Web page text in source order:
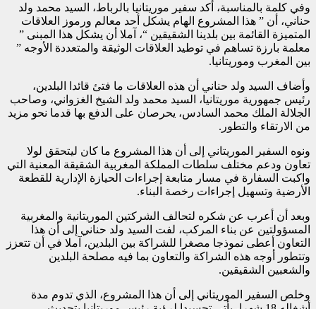
وفي كلمة بالمناسبة، أكد سفير موريتانيا بالرباط، السيد محمد ولد
حناني، أن ” هذا المشروع الهام يشكل أحد معالم ورموز العلاقات
المتميزة القائمة بين بلدينا الشقيقين “، آملا أن يشكل هذا المبنى ”
معلمة بارزة تساهم في توطيد العلاقات الوثيقة والمتعددة الأوجه ”
بين المغرب وموريتانيا.
وأضاف السيد ولد حناني أن هذه العلاقات ما فتئ قائدا البلدين،
رئيس جمهورية موريتانيا، السيد محمد ولد الشيخ الغزواني، وصاحب
الجلالة الملك محمد السادس، يحرصان على الدفع بها قدما نحو مزيد
من الارتقاء والتطور.
ونوه السفير الموريتاني إلى أن هذا المشروع ما كان ليتحقق لولا
تعاون ودعم مختلف سلطات المملكة المغربية الشقيقة المعنية التي
واكبت السفارة في مسار متابعة إجراءات الحيازة الإدارية للقطعة
الأرضية وتسهيل إجراءات رخصة البناء.
وبعد أن أعرب عن شكره لتحالف الشركتين الموريتانية والمغربية
المسؤولتين عن بناء المركب، لفت السيد ولد حناني إلى أن هذا
التعاون أعطى نموذجا مصغرا للشراكة بين البلدين، آملا في أن تتعزز
وتتطور أوجه هذه الشراكة والتعاون بما فيه مصلحة البلدين
والشعبين الشقيقين.
وخلص السفير الموريتاني إلى أن هذا المشروع، الذي تدوم مدة